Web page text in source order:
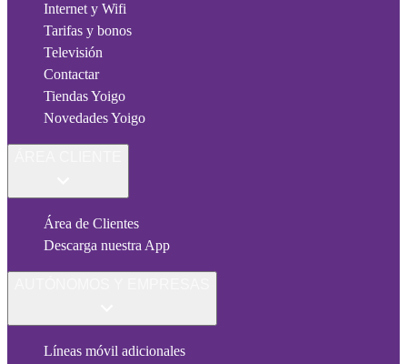
Internet y Wifi
Tarifas y bonos
Televisión
Contactar
Tiendas Yoigo
Novedades Yoigo
Área de Clientes
Descarga nuestra App
Líneas móvil adicionales